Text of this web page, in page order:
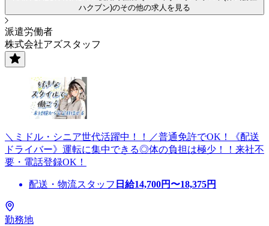
ハクブン)のその他の求人を見る
派遣労働者
株式会社アズスタッフ
＼ミドル・シニア世代活躍中！！／普通免許でOK！《配送
ドライバー》運転に集中できる◎体の負担は極少！！来社不
要・電話登録OK！
配送・物流スタッフ 日給14,700円〜18,375円
勤務地